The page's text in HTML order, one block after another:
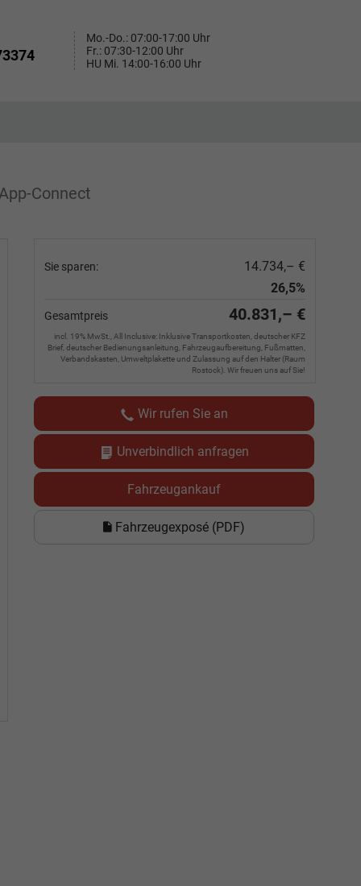
Mo.-Do.: 07:00-17:00 Uhr
Fr.: 07:30-12:00 Uhr
HU Mi. 14:00-16:00 Uhr
Connect
Sie sparen:
14.734,– €
26,5%
Gesamtpreis 40.831,– €
incl. 19% MwSt., All Inclusive: Inklusive Transportkosten, deutscher KFZ
Brief, deutscher Bedienungsanleitung, Fahrzeugaufbereitung, Fußmatten,
Verbandskasten, Umweltplakette und Zulassung auf den Halter (Raum
Rostock). Wir freuen uns auf Sie!
Wir rufen Sie an
Unverbindlich anfragen
Fahrzeugankauf
Fahrzeugexposé (PDF)